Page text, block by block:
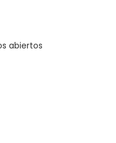
abiertos